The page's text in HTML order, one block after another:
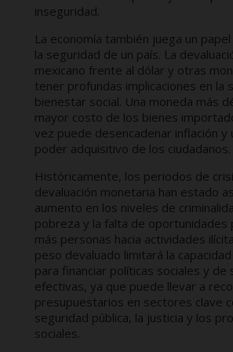
inseguridad.
La economía también juega un
la seguridad de un país. La
mexicano frente al dólar y otras
tener profundas implicaciones en la
bienestar social. Una moneda más
mayor costo de los bienes
vez puede desencadenar inflación y
poder adquisitivo de los ciudadanos.
Históricamente, los periodos de
devaluación monetaria han estado
aumento en los niveles de
pobreza y la falta de oportunidades
más personas hacia actividades
peso devaluado limitará la
para financiar políticas sociales y de
efectivas, ya que puede llevar a
presupuestarios en sectores clave
seguridad pública, la justicia y los
sociales.